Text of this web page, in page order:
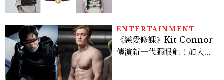
ENTERTAINMENT
《戀愛修課》Kit Connor
傳演新一代獨眼龍！加入新